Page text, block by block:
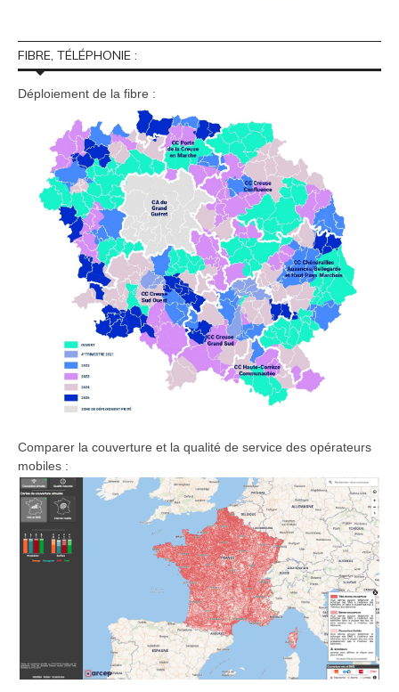
FIBRE, TÉLÉPHONIE :
Déploiement de la fibre :
Comparer la couverture et la qualité de service des opérateurs
mobiles :